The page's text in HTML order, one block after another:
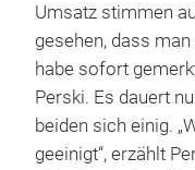
Umsatz stimmen
gesehen, dass
habe sofort
Perski. Es dauert
beiden sich einig.
geeinigt“, erzählt